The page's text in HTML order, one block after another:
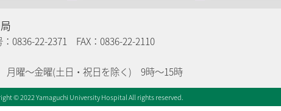
：0836-22-2371 FAX：0836-22-2110
月曜～金曜(土日・祝日を除く) 9時～15時
© 2022 Yamaguchi University Hospital All rights reserved.